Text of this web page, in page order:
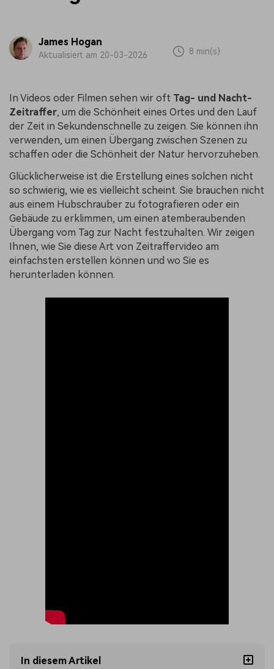
James Hogan
Aktualisiert am 20-03-2026 8 min(s)
In Videos oder Filmen sehen wir oft Tag- und Nacht-
Zeitraffer, um die Schönheit eines Ortes und den Lauf
der Zeit in Sekundenschnelle zu zeigen. Sie können ihn
verwenden, um einen Übergang zwischen Szenen zu
schaffen oder die Schönheit der Natur hervorzuheben.
Glücklicherweise ist die Erstellung eines solchen nicht
so schwierig, wie es vielleicht scheint. Sie brauchen nicht
aus einem Hubschrauber zu fotografieren oder ein
Gebäude zu erklimmen, um einen atemberaubenden
Übergang vom Tag zur Nacht festzuhalten. Wir zeigen
Ihnen, wie Sie diese Art von Zeitraffervideo am
einfachsten erstellen können und wo Sie es
herunterladen können.
In diesem Artikel